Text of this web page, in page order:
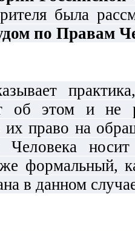
была
по Правам
об этом и не
их право на
формальный,
в данном